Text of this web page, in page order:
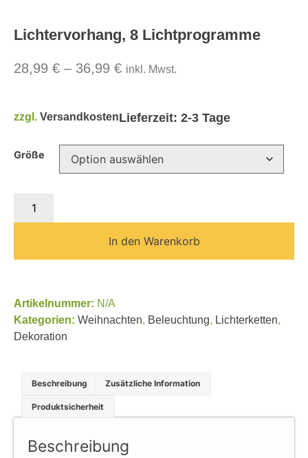
Lichtervorhang, 8 Lichtprogramme
28,99 € – 36,99 € inkl. Mwst.
zzgl. VersandkostenLieferzeit: 2-3 Tage
Größe
In den Warenkorb
Artikelnummer: N/A
Kategorien: Weihnachten, Beleuchtung, Lichterketten,
Dekoration
Beschreibung Zusätzliche Information
Produktsicherheit
Beschreibung